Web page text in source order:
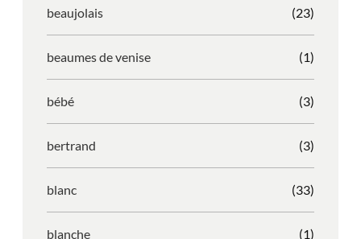
beaujolais (23)
beaumes de venise (1)
bébé (3)
bertrand (3)
blanc (33)
blanche (1)